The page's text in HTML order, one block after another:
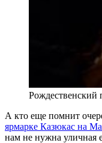
А кто еще помнит
ярмарке Казюкас на
нам не нужна уличная